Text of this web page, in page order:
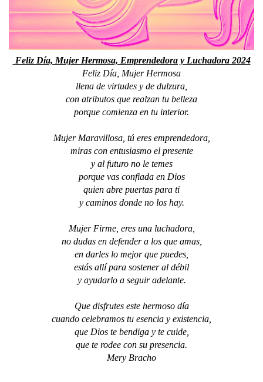
Feliz Día, Mujer Hermosa, Emprendedora y Luchadora 2024
Feliz Día, Mujer Hermosa
llena de virtudes y de dulzura,
con atributos que realzan tu belleza
porque comienza en tu interior.
Mujer Maravillosa, tú eres emprendedora,
miras con entusiasmo el presente
y al futuro no le temes
porque vas confiada en Dios
quien abre puertas para ti
y caminos donde no los hay.
Mujer Firme, eres una luchadora,
no dudas en defender a los que amas,
en darles lo mejor que puedes,
estás allí para sostener al débil
y ayudarlo a seguir adelante.
Que disfrutes este hermoso día
cuando celebramos tu esencia y existencia,
que Dios te bendiga y te cuide,
que te rodee con su presencia.
Mery Bracho